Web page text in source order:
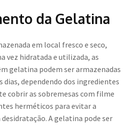
da Gelatina
em local fresco e seco,
vez hidratada e utilizada, as
gelatina podem ser armazenadas
dias, dependendo dos ingredientes
cobrir as sobremesas com filme
herméticos para evitar a
desidratação. A gelatina pode ser